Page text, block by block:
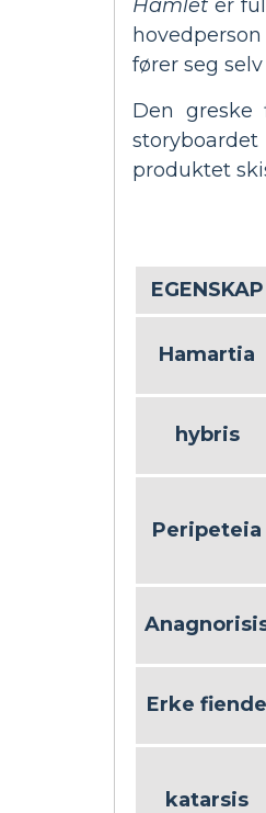
Hamlet er
fører seg
Den greske
produktet
EGENSKAP
Hamartia
hybris
Peripeteia
Erke fiende
katarsis